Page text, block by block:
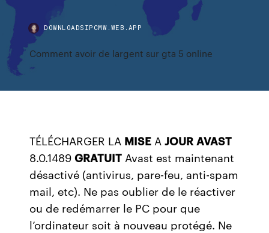
DOWNLOADSIPCMW.WEB.APP
Comment avoir de largent sur gta 5 online
TÉLÉCHARGER LA MISE AJOUR AVAST
8.0.1489GRATUIT Avast est maintenant
désactivé (antivirus, pare-feu, anti-spam
mail, etc). Ne pas oublier de le réactiver
ou de redémarrer le PC pour que
l’ordinateur soit à nouveau protégé. Ne